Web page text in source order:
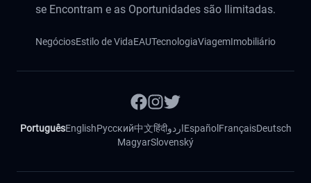
se Encontram e as Oportunidades são Ilimitadas.
NegóciosEstilo de VidaEAUTecnologiaViagemImobiliário
PortuguêsEnglishРусский中文हिंदीاردوEspañol FrançaisDeutsch
MagyarSlovenský